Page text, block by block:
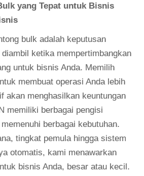
yang Tepat untuk Bisnis
bulk adalah keputusan
ketika mempertimbangkan
untuk bisnis Anda. Memilih
membuat operasi Anda lebih
akan menghasilkan keuntungan
memiliki berbagai pengisi
berbagai kebutuhan.
tingkat pemula hingga sistem
otomatis, kami menawarkan
bisnis Anda, besar atau kecil.